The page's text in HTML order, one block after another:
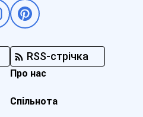
RSS-стрічка
Про нас
Спільнота